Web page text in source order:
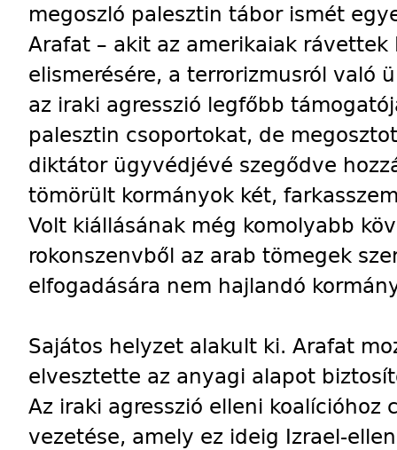
megoszló palesztin tábor ismét
Arafat – akit az amerikaiak
elismerésére, a terrorizmusról való
az iraki agresszió legfőbb
palesztin csoportokat, de
diktátor ügyvédjévé szegődve
tömörült kormányok két,
Volt kiállásának még komolyabb
rokonszenvből az arab tömegek
elfogadására nem hajlandó
Sajátos helyzet alakult ki. Arafat
elvesztette az anyagi alapot
Az iraki agresszió elleni koalícióhoz
vezetése, amely ez ideig Izrael-